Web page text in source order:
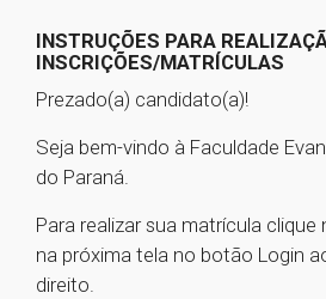
INSTRUÇÕES PARA
INSCRIÇÕES/MATRÍCULAS
Prezado(a) candidato(a)!
Seja bem-vindo à Faculdade
do Paraná.
Para realizar sua matrícula
na próxima tela no botão Login
direito.